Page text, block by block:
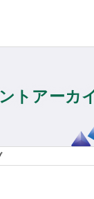
トアーカ